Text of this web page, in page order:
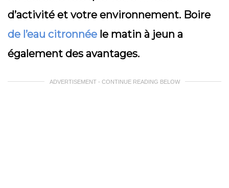
d’activité et votre environnement. Boire
de l’eau citronnée le matin à jeun a
également des avantages.
ADVERTISEMENT - CONTINUE READING BELOW